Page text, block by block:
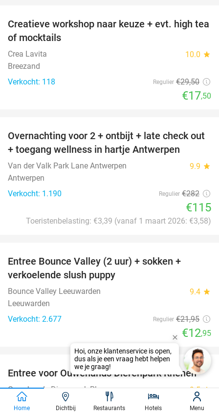
41%
Creatieve workshop naar keuze + evt. high tea
of mocktails
Crea Lavita 10.0 star
Breezand
Verkocht: 118
Regulier €29,50
€17,50
59%
Overnachting voor 2 + ontbijt + late check out
+ toegang wellness in hartje Antwerpen
Van der Valk Park Lane Antwerpen 9.9 star
Antwerpen
Verkocht: 1.190
Regulier €282
€115
Toeristenbelasting: €3,39 (vanaf 1 maart 2026: €3,58)
Entree Bounce Valley (2 uur) + sokken +
verkoelende slush puppy
Bounce Valley Leeuwarden 9.4 star
Leeuwarden
Verkocht: 2.677
Regulier €21,95
€12,95
19%
favorite_border
Entree voor Ouwehands Dierenpark Rhenen
Ouwehands Dierenpark Rhenen 9.5star
Rhenen
Home Dichtbij Restaurants Hotels Menu